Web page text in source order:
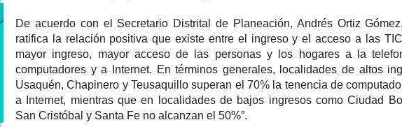
De acuerdo con el Secretario Distrital de Planeación, Andrés Ortiz
ratifica la relación positiva que existe entre el ingreso y el acceso a las
mayor ingreso, mayor acceso de las personas y los hogares a la
computadores y a Internet. En términos generales, localidades de altos
Usaquén, Chapinero y Teusaquillo superan el 70% la tenencia de
a Internet, mientras que en localidades de bajos ingresos como Ciudad
San Cristóbal y Santa Fe no alcanzan el 50%”.